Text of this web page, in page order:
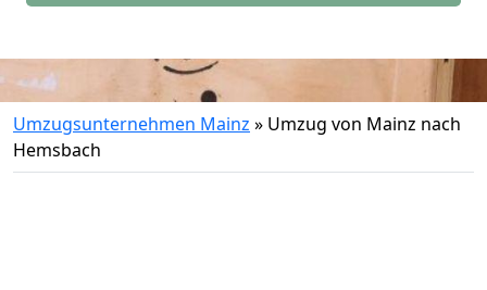
Umzugsunternehmen Mainz » Umzug von Mainz nach
Hemsbach